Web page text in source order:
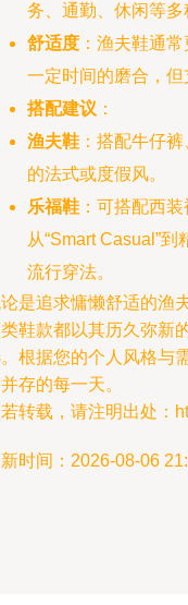
务、通勤、休闲等多
舒适度 ：渔夫鞋通
一定时间的磨合，但
搭配建议 ：
渔夫鞋 ：搭配牛仔
的法式或度假风。
乐福鞋 ：可搭配西
从“Smart Casual”
流行穿法。
是追求慵懒舒适的渔
鞋款都以其历久弥新
根据您的个人风格与
存的每一天。
转载，请注明出处：
时间：2026-08-06